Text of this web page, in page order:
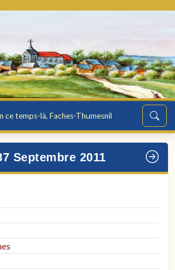
ce temps-là, Faches-Thumesnil
Septembre 2011